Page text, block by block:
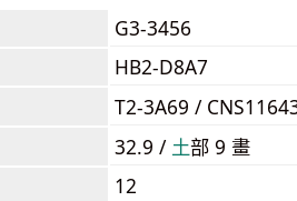
G3-3456
HB2-D8A7
T2-3A69 /
32.9 / ⼟部 9 畫
12